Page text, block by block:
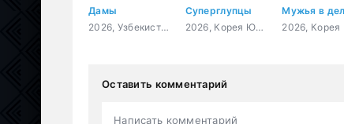
Дамы
2026, Узбекистан, драма, комедия, мелодрама
Суперглупцы
2026, Корея Южная, фантастика, комедия, боевик
Мужья в
Оставить комментарий
Написать комментарий